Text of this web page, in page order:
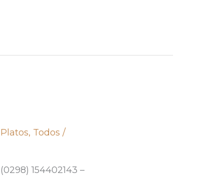
Platos, Todos /
154402143 –